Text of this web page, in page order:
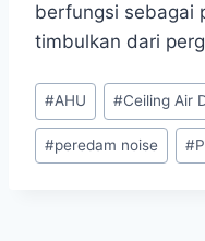
berfungsi sebagai
timbulkan dari
#AHU #Ceiling Air
#peredam noise #